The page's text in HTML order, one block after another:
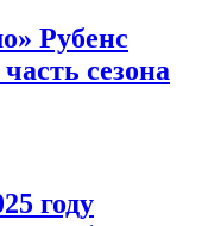
Рубенс
сезона
году